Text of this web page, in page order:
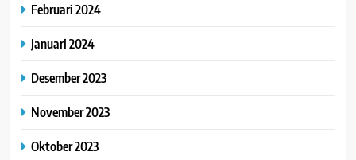
Februari 2024
Januari 2024
Desember 2023
November 2023
Oktober 2023